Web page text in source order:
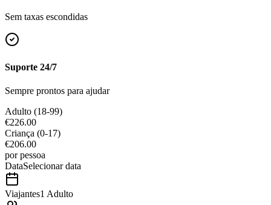
Sem taxas escondidas
Suporte 24/7
Sempre prontos para ajudar
Adulto (18-99)
€226.00
Criança (0-17)
€206.00
por pessoa
DataSelecionar data
Viajantes1 Adulto